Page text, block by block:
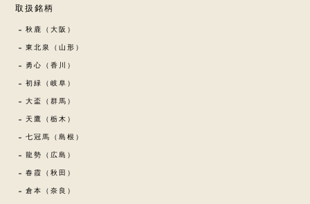
取扱銘柄
秋鹿（大阪）
東北泉（山形）
勇心（香川）
初緑（岐阜）
大盃（群馬）
天鷹（栃木）
七冠馬（島根）
龍勢（広島）
春霞（秋田）
倉本（奈良）